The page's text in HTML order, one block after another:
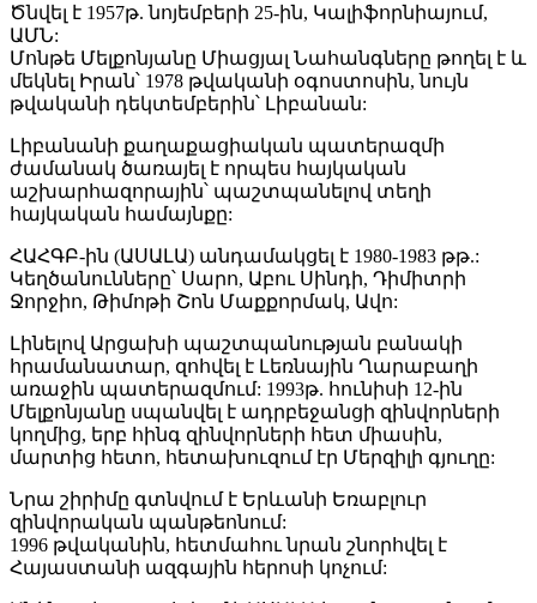
Ծնվել է 1957թ. նոյեմբերի 25-ին, Կալիֆորնիայում,
ԱՄՆ:
Մոնթե Մելքոնյանը Միացյալ Նահանգները թողել է և
մեկնել Իրան՝ 1978 թվականի օգոստոսին, նույն
թվականի դեկտեմբերին՝ Լիբանան:
Լիբանանի քաղաքացիական պատերազմի
ժամանակ ծառայել է որպես հայկական
աշխարհազորային՝ պաշտպանելով տեղի
հայկական համայնքը:
ՀԱՀԳԲ-ին (ԱՍԱԼԱ) անդամակցել է 1980-1983 թթ.:
Կեղծանունները՝ Սարո, Աբու Սինդի, Դիմիտրի
Ջորջիո, Թիմոթի Շոն Մաքքորմակ, Ավո:
Լինելով Արցախի պաշտպանության բանակի
հրամանատար, զոհվել է Լեռնային Ղարաբաղի
առաջին պատերազմում: 1993թ. հունիսի 12-ին
Մելքոնյանը սպանվել է ադրբեջանցի զինվորների
կողմից, երբ հինգ զինվորների հետ միասին,
մարտից հետո, հետախուզում էր Մերզիլի գյուղը:
Նրա շիրիմը գտնվում է Երևանի Եռաբլուր
զինվորական պանթեոնում:
1996 թվականին, հետմահու նրան շնորհվել է
Հայաստանի ազգային հերոսի կոչում: